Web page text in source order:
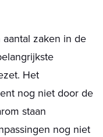
zaken in de
Het
nog niet door de
staan
nog niet